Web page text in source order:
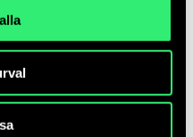
år
i Heby Folkets Hus
augusti 2022 med